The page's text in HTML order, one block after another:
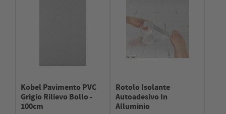
Kobel Pavimento PVC
Grigio Rilievo Bollo -
100cm
Rotolo Isolante
Autoadesivo In
Alluminio